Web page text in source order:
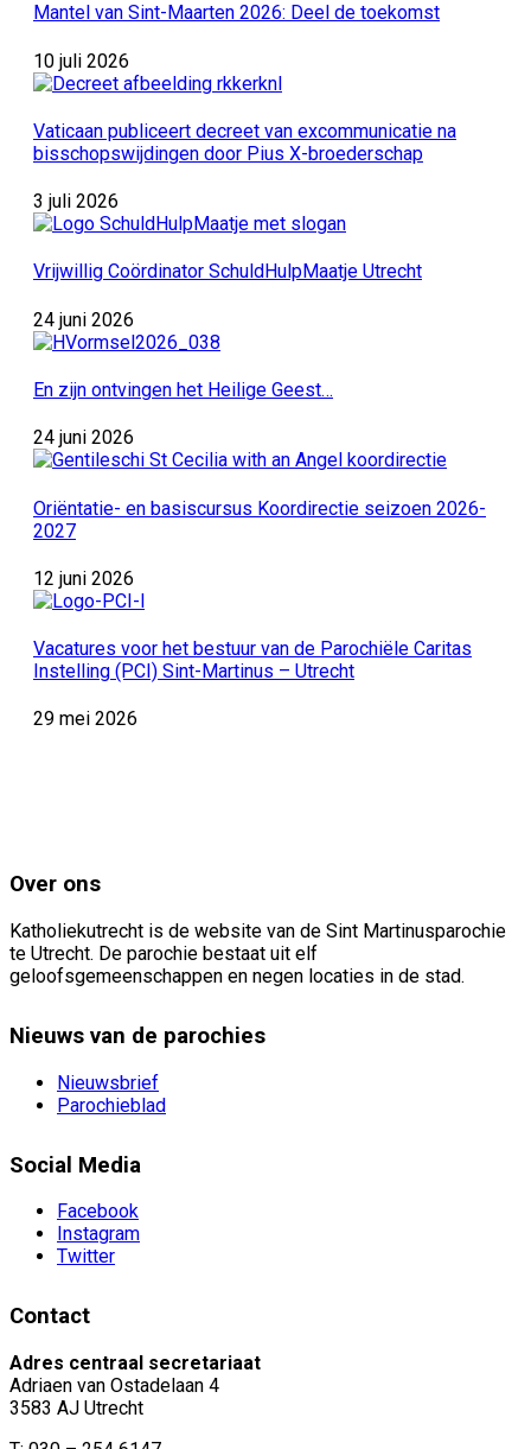
Mantel van Sint-Maarten 2026: Deel de toekomst
10 juli 2026
Vaticaan publiceert decreet van excommunicatie na
bisschopswijdingen door Pius X-broederschap
3 juli 2026
Vrijwillig Coördinator SchuldHulpMaatje Utrecht
24 juni 2026
En zijn ontvingen het Heilige Geest…
24 juni 2026
Oriëntatie- en basiscursus Koordirectie seizoen 2026-
2027
12 juni 2026
Vacatures voor het bestuur van de Parochiële Caritas
Instelling (PCI) Sint-Martinus – Utrecht
29 mei 2026
Over ons
Katholiekutrecht is de website van de Sint Martinusparochie
te Utrecht. De parochie bestaat uit elf
geloofsgemeenschappen en negen locaties in de stad.
Nieuws van de parochies
Nieuwsbrief
Parochieblad
Social Media
Facebook
Instagram
Twitter
Contact
Adres centraal secretariaat
Adriaen van Ostadelaan 4
3583 AJ Utrecht